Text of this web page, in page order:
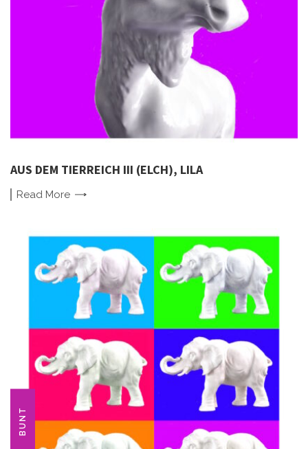
AUS DEM TIERREICH III (ELCH), LILA
Read More
BUNT